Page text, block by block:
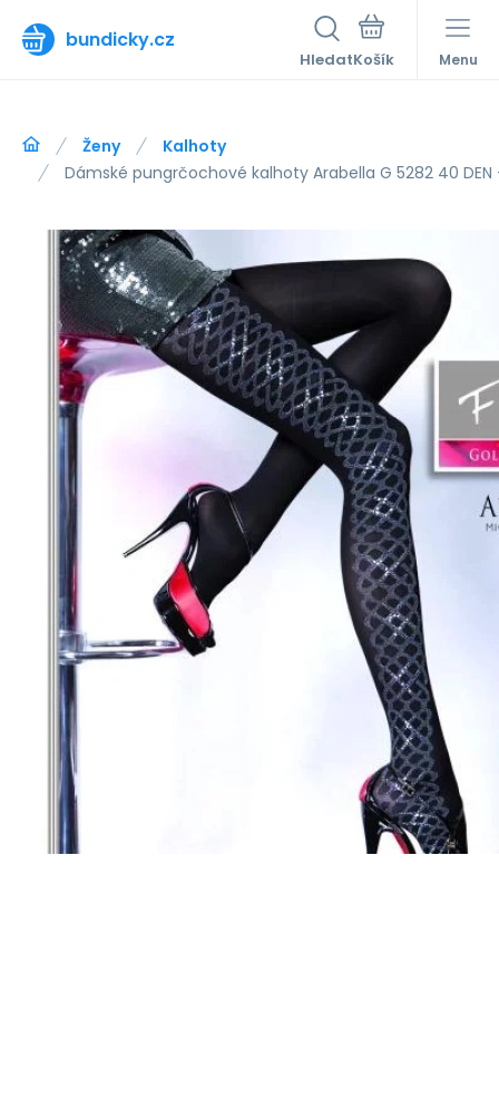
bundicky.cz
Hledat Menu
Ženy
Kalhoty
Dámské pungrčochové kalhoty Arabella G 5282 40 DEN